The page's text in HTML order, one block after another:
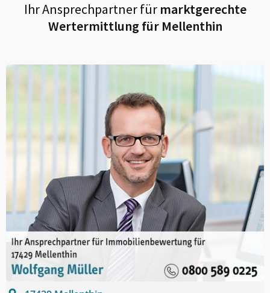
Ihr Ansprechpartner fürmarktgerechte
Wertermittlung für Mellenthin